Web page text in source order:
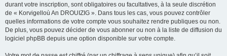
durant votre inscription, sont obligatoires ou facultatives, à la seule discrétion
de « Korvigelloù An DROUIZIG ». Dans tous les cas, vous pouvez contrôler
quelles informations de votre compte vous souhaitez rendre publiques ou non.
De plus, vous pouvez décider de vous abonner ou non à la liste de diffusion du
logiciel phpBB depuis une option disponible sur votre compte.